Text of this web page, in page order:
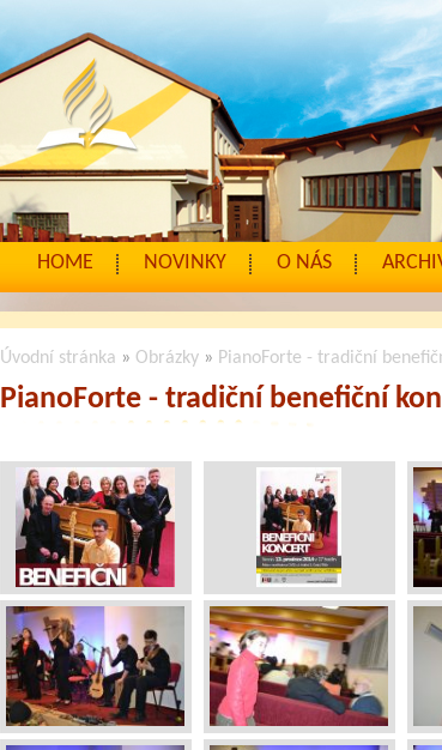
HOME NOVINKY O NÁS
Úvodní stránka » Obrázky» PianoForte - tradiční
PianoForte - tradiční benefiční